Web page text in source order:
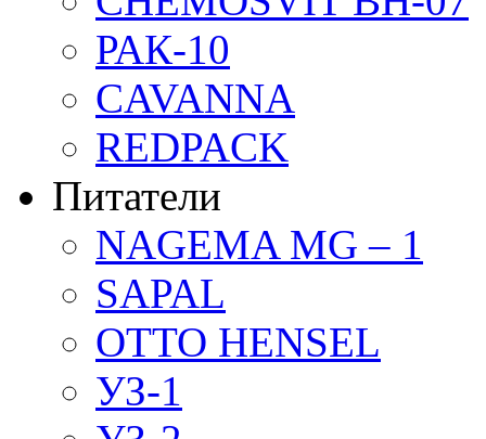
РАК-10
CAVANNA
REDPACK
Питатели
NAGEMA MG – 1
SAPAL
OTTO HENSEL
УЗ-1